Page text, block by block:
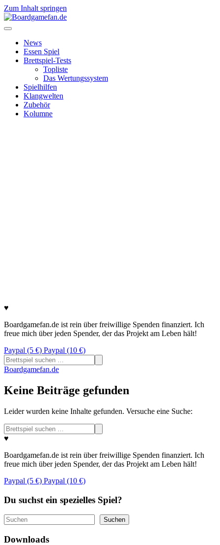
Zum Inhalt springen
News
Essen Spiel
Brettspiel-Tests
Topliste
Das Wertungssystem
Spielhilfen
Klangwelten
Zubehör
Kolumne
♥
Boardgamefan.de ist rein über freiwillige Spenden finanziert. Ich
freue mich über jeden Spender, der das Projekt am Leben hält!
Paypal (5 €) Paypal (10 €)
Suchen
nach:
Boardgamefan.de
Keine Beiträge gefunden
Leider wurden keine Inhalte gefunden. Versuche eine Suche:
Suchen
nach:
♥
Boardgamefan.de ist rein über freiwillige Spenden finanziert. Ich
freue mich über jeden Spender, der das Projekt am Leben hält!
Paypal (5 €) Paypal (10 €)
Du suchst ein spezielles Spiel?
Suchen Suchen
Downloads